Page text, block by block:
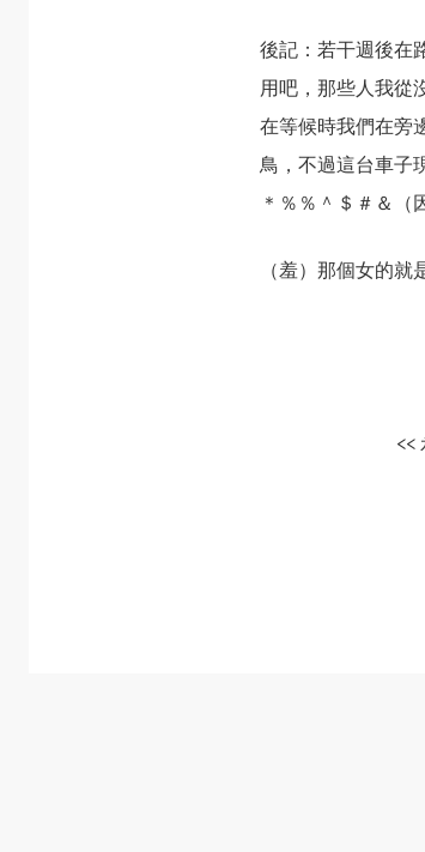
後記：若干週後在
用吧，那些人我從
在等候時我們在旁
鳥，不過這台車子
＊％％＾＄＃＆（
（羞）那個女的
<<